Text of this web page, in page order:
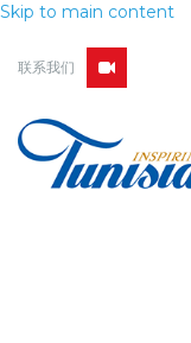
Skip to main content
联系我们